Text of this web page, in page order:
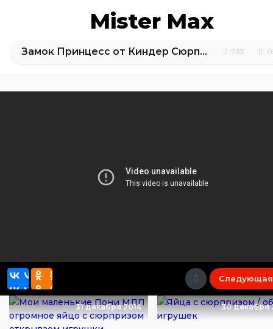
Mister Max
Замок Принцесс от Киндер Сюрприз / обзор игрушек 733
Следующая
31 декабря 2014 30 декабря